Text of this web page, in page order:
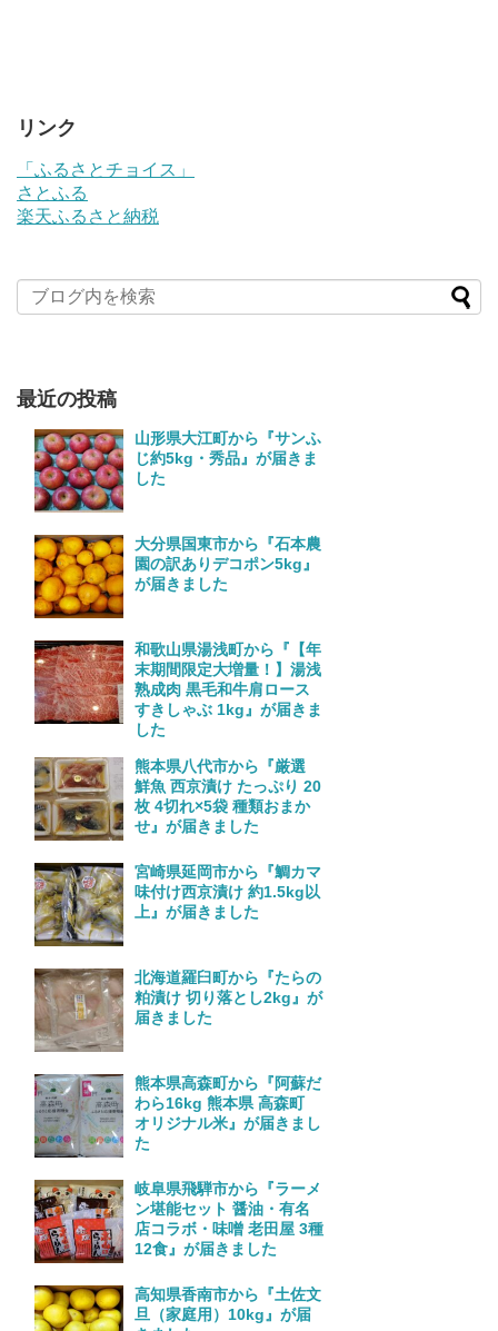
リンク
「ふるさとチョイス」
さとふる
楽天ふるさと納税
最近の投稿
山形県大江町から『サンふ
じ約5kg・秀品』が届きま
した
大分県国東市から『石本農
園の訳ありデコポン5kg』
が届きました
和歌山県湯浅町から『【年
末期間限定大増量！】湯浅
熟成肉 黒毛和牛肩ロース
すきしゃぶ 1kg』が届きま
した
熊本県八代市から『厳選
鮮魚 西京漬け たっぷり 20
枚 4切れ×5袋 種類おまか
せ』が届きました
宮崎県延岡市から『鯛カマ
味付け西京漬け 約1.5kg以
上』が届きました
北海道羅臼町から『たらの
粕漬け 切り落とし2kg』が
届きました
熊本県高森町から『阿蘇だ
わら16kg 熊本県 高森町
オリジナル米』が届きまし
た
岐阜県飛騨市から『ラーメ
ン堪能セット 醤油・有名
店コラボ・味噌 老田屋 3種
12食』が届きました
高知県香南市から『土佐文
旦（家庭用）10kg』が届